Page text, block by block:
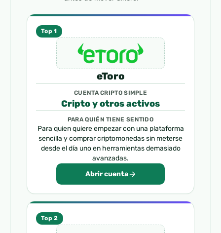
Top 1
eToro
CUENTA CRIPTO SIMPLE
Cripto y otros activos
PARA QUIÉN TIENE SENTIDO
Para quien quiere empezar con una plataforma
sencilla y comprar criptomonedas sin meterse
desde el día uno en herramientas demasiado
avanzadas.
Abrir cuenta
Top 2